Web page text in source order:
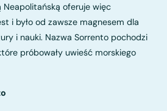
Neapolitańską oferuje więc
i było od zawsze magnesem dla
i nauki. Nazwa Sorrento pochodzi
próbowały uwieść morskiego